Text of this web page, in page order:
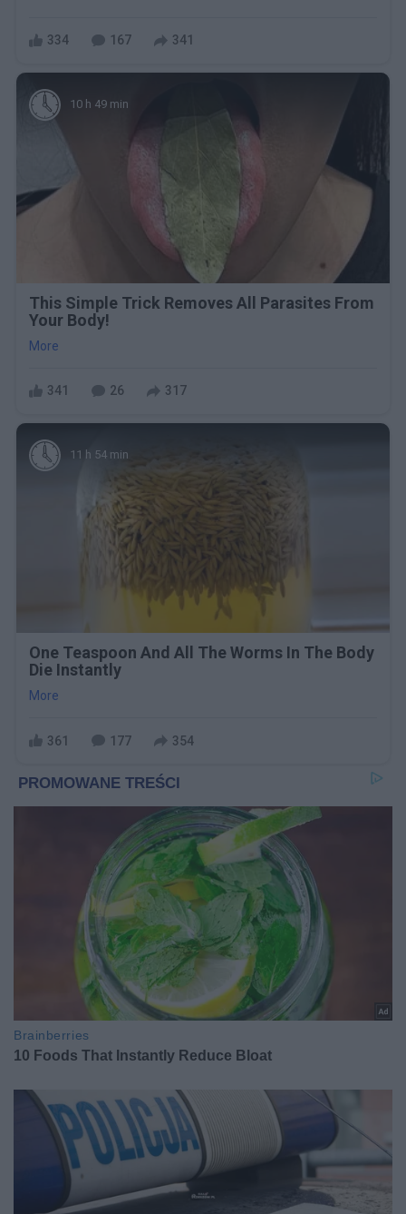
334 167 341
10 h 49 min
This Simple Trick Removes All Parasites From
Your Body!
More
341 26 317
11 h 54 min
One Teaspoon And All The Worms In The Body
Die Instantly
More
361 177 354